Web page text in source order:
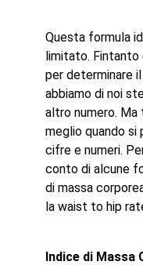
Questa formula
limitato. Fintanto
per determinare
abbiamo di noi
altro numero.
meglio quando
cifre e numeri.
conto di alcune
di massa
la waist to hip
Indice di Massa